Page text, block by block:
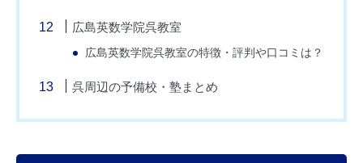
広島英数学院呉教室
広島英数学院呉教室の特徴・評判や口コミは？
呉周辺の予備校・塾まとめ